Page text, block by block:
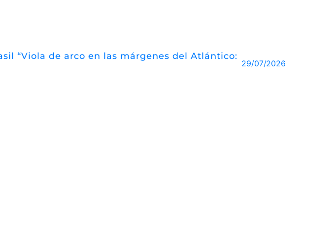
“Viola de arco en las márgenes del Atlántico:
29/07/2026